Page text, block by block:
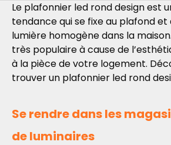
Le plafonnier led rond design est
tendance qui se fixe au plafond
lumière homogène dans la
très populaire à cause de
à la pièce de votre logement.
trouver un plafonnier led rond
Se rendre dans les
de luminaires